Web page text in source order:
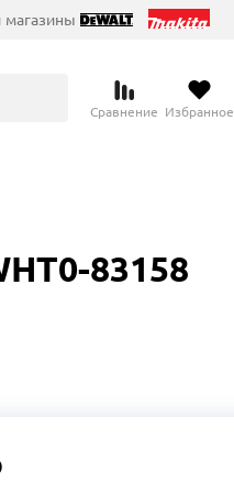
Сравнение Избранное
83158